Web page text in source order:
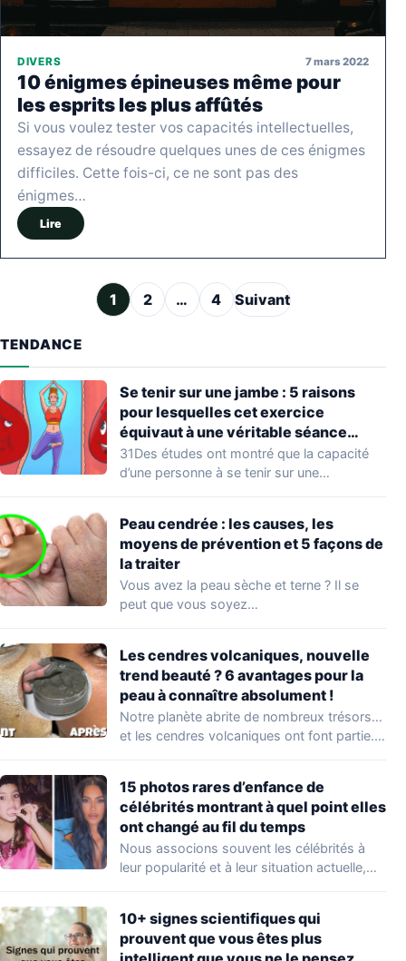
DIVERS 7 mars 2022
10 énigmes épineuses même pour
les esprits les plus affûtés
Si vous voulez tester vos capacités intellectuelles,
essayez de résoudre quelques unes de ces énigmes
difficiles. Cette fois-ci, ce ne sont pas des
énigmes…
Lire
Pagination des publications
1 2 … 4 Suivant
TENDANCE
Se tenir sur une jambe : 5 raisons
pour lesquelles cet exercice
équivaut à une véritable séance
d’entraînement
31Des études ont montré que la capacité
d’une personne à se tenir sur une…
Peau cendrée : les causes, les
moyens de prévention et 5 façons de
la traiter
Vous avez la peau sèche et terne ? Il se
peut que vous soyez…
Les cendres volcaniques, nouvelle
trend beauté ? 6 avantages pour la
peau à connaître absolument !
Notre planète abrite de nombreux trésors…
et les cendres volcaniques ont font partie.
15 photos rares d’enfance de
célébrités montrant à quel point elles
ont changé au fil du temps
Nous associons souvent les célébrités à
leur popularité et à leur situation actuelle,
10+ signes scientifiques qui
prouvent que vous êtes plus